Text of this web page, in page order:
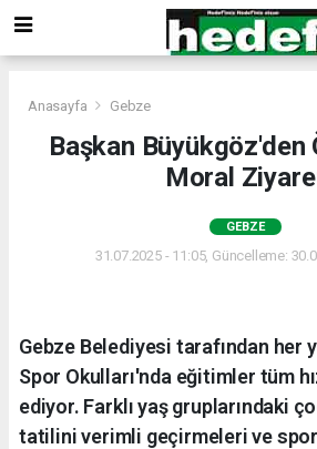
Anasayfa Gebze
Başkan Büyükgöz'den
Moral
GEBZE
31.07.2025 - 11:05, Güncelleme:
Gebze Belediyesi tarafından her
Spor Okulları'nda eğitimler tüm
ediyor. Farklı yaş gruplarındaki
tatilini verimli geçirmeleri ve